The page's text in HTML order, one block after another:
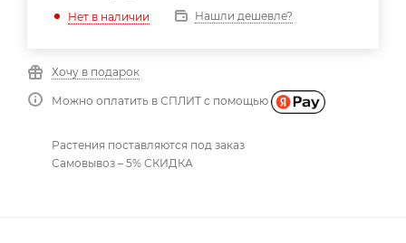
Нет в наличии Нашли дешевле?
Хочу в подарок
Можно оплатить в СПЛИТ с помощью
Растения поставляются под заказ
Самовывоз – 5% СКИДКА